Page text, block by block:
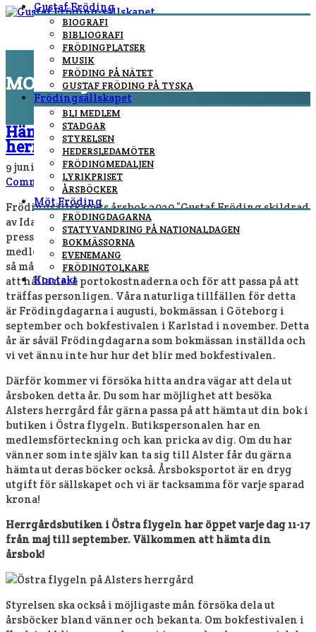
Gustaf Fröding
BIOGRAFI
BIBLIOGRAFI
FRÖDINGPLATSER
MUSIK
FRÖDING PÅ NÄTET
GUSTAF FRÖDING PÅ TYSKA
Frödingsällskapet
BLI MEDLEM
STADGAR
STYRELSEN
HEDERSLEDAMÖTER
FRÖDINGMEDALJEN
LYRIKPRISET
ÅRSBÖCKER
Möt Fröding
FRÖDINGDAGARNA
STATYVANDRING PÅ NATIONALDAGEN
BOKMÄSSORNA
EVENEMANG
FRÖDINGTOLKARE
Kontakt
MONTH:JUNI 2020
You are here: Home / Archive for juni, 2020
Hämta gärna din årsbok på Alsters
herrgård!
9 juni, 2020ByFredrik Höglund
Comments
Frödingsällskapets årsbok 2020 ”Gustaf Fröding skildrad
av Ida Bäckmann” har fått ett mycket gott mottagande i
pressen, men den har ännu inte nått så många av våra
medlemmar. I vanliga fall brukar vi passa på att lämna ut
så många böcker som möjligt till medlemmarna, både för
att hålla nere portokostnaderna och för att passa på att
träffas personligen. Våra naturliga tillfällen för detta
är Frödingdagarna i augusti, bokmässan i Göteborg i
september och bokfestivalen i Karlstad i november. Detta
år är såväl Frödingdagarna som bokmässan inställda och
vi vet ännu inte hur hur det blir med bokfestivalen.
Därför kommer vi försöka hitta andra vägar att dela ut
årsboken detta år. Du som har möjlighet att besöka
Alsters herrgård får gärna passa på att hämta ut din bok i
butiken i Östra flygeln. Butikspersonalen har en
medlemsförteckning och kan pricka av dig. Om du har
vänner som inte själv kan ta sig till Alster får du gärna
hämta ut deras böcker också. Årsboksportot är en dryg
utgift för sällskapet och vi är tacksamma för varje sparad
krona!
Herrgårdsbutiken i Östra flygeln har öppet varje dag 11-17
från maj till september. Välkommen att hämta din
årsbok!
Styrelsen ska också i möjligaste mån försöka dela ut
årsböcker bland vänner och bekanta. Om bokfestivalen i